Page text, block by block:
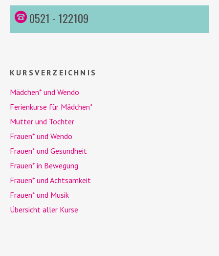
0521 - 122109
KURSVERZEICHNIS
Mädchen* und Wendo
Ferienkurse für Mädchen*
Mutter und Tochter
Frauen* und Wendo
Frauen* und Gesundheit
Frauen* in Bewegung
Frauen* und Achtsamkeit
Frauen* und Musik
Übersicht aller Kurse